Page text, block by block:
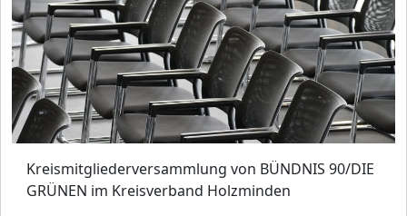
Kreismitgliederversammlung von BÜNDNIS 90/DIE
GRÜNEN im Kreisverband Holzminden